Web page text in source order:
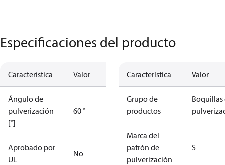
Especificaciones del producto
Característica Valor
Ángulo de
pulverización
[°]
60 °
Aprobado por
UL
No
Característica Valor
Grupo de
productos
Boquillas
Marca del
patrón de
pulverización
S